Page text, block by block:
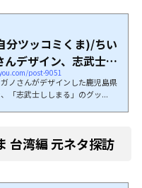
分ツッコミくま)/ちい
んデザイン、志武士し
post-9051
ノさんがデザインした鹿児島県
「志武士ししまる」のグッ...
台湾編 元ネタ探訪